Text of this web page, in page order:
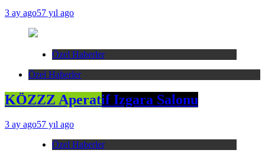
3 ay ago57 yıl ago
Özel Haberler
Özel Haberler
KÖZZZ Aperatif Izgara Salonu
3 ay ago57 yıl ago
Özel Haberler